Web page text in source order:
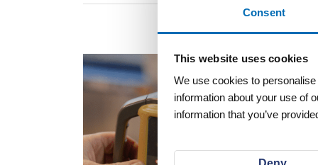
Consent
This website uses cookies
We use cookies to
information about your use of
information that you’ve